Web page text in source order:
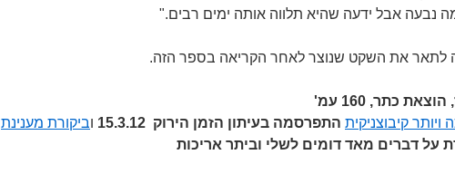
נבעה אבל ידעה שהיא תלווה אותה ימים רבים."
לתאר את השקט שנוצר לאחר הקריאה בספר הזה.
כתר, 160 עמ'
קיבוצניקית התפרסמה בעיתון הזמן הירוק 15.3.12 וביקורת מענינת
על דברים מאד דומים לשלי וביתר אריכות